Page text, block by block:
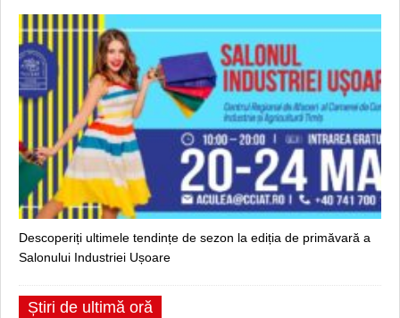
Descoperiți ultimele tendințe de sezon la ediția de primăvară a
Salonului Industriei Ușoare
Știri de ultimă oră